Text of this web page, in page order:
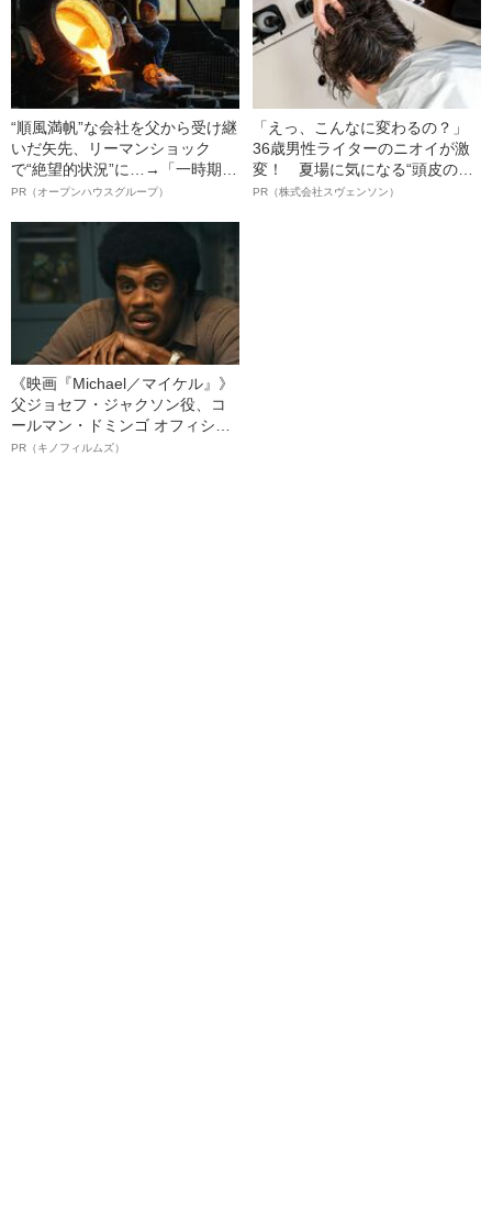
“順風満帆”な会社を父から受け継
いだ矢先、リーマンショック
で“絶望的状況”に…→「一時期は
納品3年待ち」のヒット商品を生
明かす、“逆転の戦術”
PR（オープンハウスグループ）
「えっ、こんなに変わるの？」
36歳男性ライターのニオイが激
変！ 夏場に気になる“頭皮のニ
オイ”や“ベタつき”を解消す
PR（株式会社スヴェンソン）
《映画『Michael／マイケル』》
父ジョセフ・ジャクソン役、コ
ールマン・ドミンゴ オフィシャ
ルインタビュー“観客を魅了した
PR（キノフィルムズ）